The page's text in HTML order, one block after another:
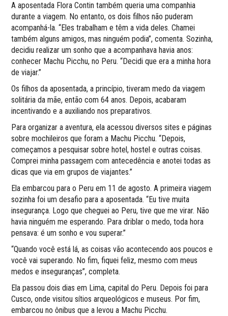
A aposentada Flora Contin também queria uma companhia
durante a viagem. No entanto, os dois filhos não puderam
acompanhá-la. “Eles trabalham e têm a vida deles. Chamei
também alguns amigos, mas ninguém podia”, comenta. Sozinha,
decidiu realizar um sonho que a acompanhava havia anos:
conhecer Machu Picchu, no Peru. “Decidi que era a minha hora
de viajar.”
Os filhos da aposentada, a princípio, tiveram medo da viagem
solitária da mãe, então com 64 anos. Depois, acabaram
incentivando e a auxiliando nos preparativos.
Para organizar a aventura, ela acessou diversos sites e páginas
sobre mochileiros que foram a Machu Picchu. “Depois,
começamos a pesquisar sobre hotel, hostel e outras coisas.
Comprei minha passagem com antecedência e anotei todas as
dicas que via em grupos de viajantes.”
Ela embarcou para o Peru em 11 de agosto. A primeira viagem
sozinha foi um desafio para a aposentada. “Eu tive muita
insegurança. Logo que cheguei ao Peru, tive que me virar. Não
havia ninguém me esperando. Para driblar o medo, toda hora
pensava: é um sonho e vou superar.”
“Quando você está lá, as coisas vão acontecendo aos poucos e
você vai superando. No fim, fiquei feliz, mesmo com meus
medos e inseguranças”, completa.
Ela passou dois dias em Lima, capital do Peru. Depois foi para
Cusco, onde visitou sítios arqueológicos e museus. Por fim,
embarcou no ônibus que a levou a Machu Picchu.